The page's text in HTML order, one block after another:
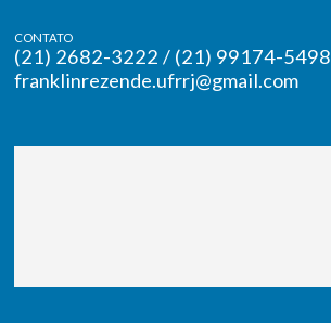
CONTATO
(21) 2682-3222 / (21) 99174-5498
franklinrezende.ufrrj@gmail.com